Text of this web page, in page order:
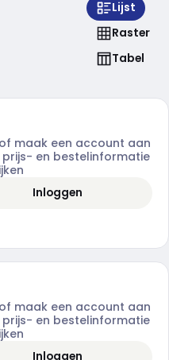
Lijst
Raster
Tabel
maak een account aan
prijs- en bestelinformatie
Inloggen
maak een account aan
prijs- en bestelinformatie
Inloggen